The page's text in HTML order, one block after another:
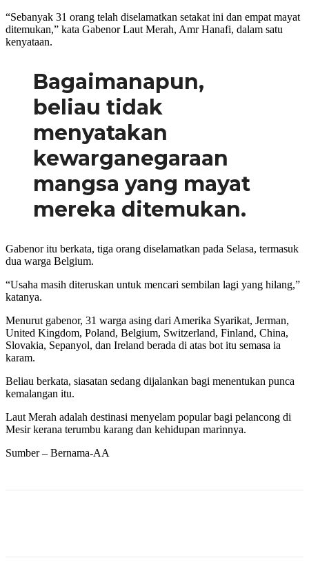
“Sebanyak 31 orang telah diselamatkan setakat ini dan empat mayat
ditemukan,” kata Gabenor Laut Merah, Amr Hanafi, dalam satu
kenyataan.
Bagaimanapun,
beliau tidak
menyatakan
kewarganegaraan
mangsa yang mayat
mereka ditemukan.
Gabenor itu berkata, tiga orang diselamatkan pada Selasa, termasuk
dua warga Belgium.
“Usaha masih diteruskan untuk mencari sembilan lagi yang hilang,”
katanya.
Menurut gabenor, 31 warga asing dari Amerika Syarikat, Jerman,
United Kingdom, Poland, Belgium, Switzerland, Finland, China,
Slovakia, Sepanyol, dan Ireland berada di atas bot itu semasa ia
karam.
Beliau berkata, siasatan sedang dijalankan bagi menentukan punca
kemalangan itu.
Laut Merah adalah destinasi menyelam popular bagi pelancong di
Mesir kerana terumbu karang dan kehidupan marinnya.
Sumber – Bernama-AA